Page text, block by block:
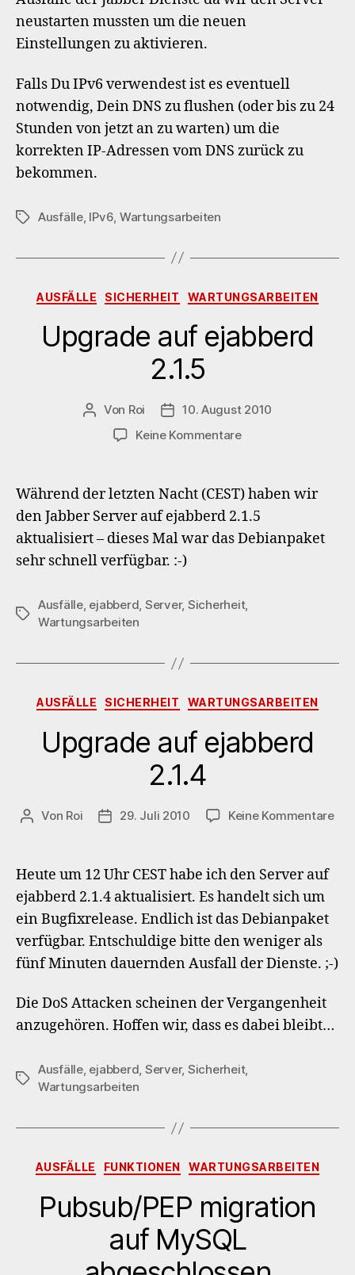
neustarten mussten um die neuen
Einstellungen zu aktivieren.
Falls Du IPv6 verwendest ist es eventuell
notwendig, Dein DNS zu flushen (oder bis zu 24
Stunden von jetzt an zu warten) um die
korrekten IP-Adressen vom DNS zurück zu
bekommen.
Schlagwörter
Ausfälle, IPv6 Wartungsarbeiten
Kategorien
AUSFÄLLE SICHERHEIT WARTUNGSARBEITEN
Upgrade auf ejabberd
2.1.5
Beitragsautor
Von Roi Veröffentlichungsdatum
10. August 2010
Keine Kommentarezu
ejabberd
2.1.5
Während der letzten Nacht (CEST) haben wir
den Jabber Server auf ejabberd 2.1.5
aktualisiert – dieses Mal war das Debianpaket
sehr schnell verfügbar. :-)
Schlagwörter
Ausfälle, ejabberd, Server, Sicherheit,
Wartungsarbeiten
Kategorien
AUSFÄLLE SICHERHEIT WARTUNGSARBEITEN
Upgrade auf ejabberd
2.1.4
Beitragsautor
Von Roi Veröffentlichungsdatum
29. Juli 2010 Keine Kommentarezu
Heute um 12 Uhr CEST habe ich den Server auf
ejabberd 2.1.4 aktualisiert. Es handelt sich um
ein Bugfixrelease. Endlich ist das Debianpaket
verfügbar. Entschuldige bitte den weniger als
fünf Minuten dauernden Ausfall der Dienste. ;-)
Die DoS Attacken scheinen der Vergangenheit
anzugehören. Hoffen wir, dass es dabei bleibt…
Schlagwörter
Ausfälle, ejabberd, Server, Sicherheit,
Wartungsarbeiten
Kategorien
AUSFÄLLE FUNKTIONEN WARTUNGSARBEITEN
Pubsub/PEP migration
auf MySQL